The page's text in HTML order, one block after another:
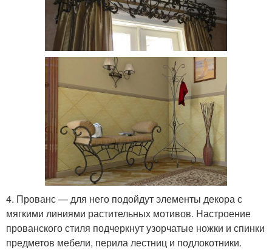
4. Прованс — для него подойдут элементы декора с
мягкими линиями растительных мотивов. Настроение
прованского стиля подчеркнут узорчатые ножки и спинки
предметов мебели, перила лестниц и подлокотники.